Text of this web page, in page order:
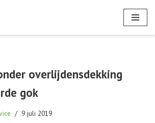
overlijdensdekking
gok
9 juli 2019